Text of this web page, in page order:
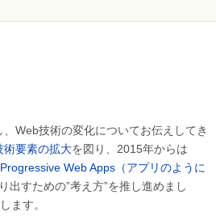
Web技術の変化についてお伝えしてき
術要素の拡大を図り、2015年からは
Progressive Web Apps（アプリのように
出すための”考え方”を推し進めまし
ます。